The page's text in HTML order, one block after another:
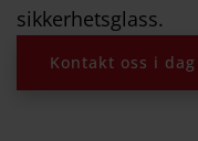
sikkerhetsglass.
Kontakt oss i dag